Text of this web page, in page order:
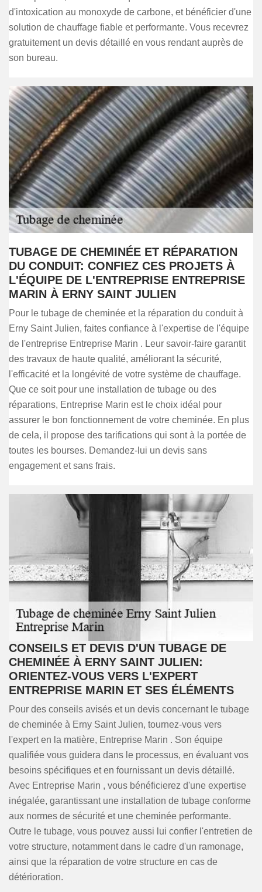
d'intoxication au monoxyde de carbone, et bénéficier d'une
solution de chauffage fiable et performante. Vous recevrez
gratuitement un devis détaillé en vous rendant auprès de
son bureau.
TUBAGE DE CHEMINÉE ET RÉPARATION
DU CONDUIT: CONFIEZ CES PROJETS À
L'ÉQUIPE DE L'ENTREPRISE ENTREPRISE
MARIN À ERNY SAINT JULIEN
Pour le tubage de cheminée et la réparation du conduit à
Erny Saint Julien, faites confiance à l'expertise de l'équipe
de l'entreprise Entreprise Marin . Leur savoir-faire garantit
des travaux de haute qualité, améliorant la sécurité,
l'efficacité et la longévité de votre système de chauffage.
Que ce soit pour une installation de tubage ou des
réparations, Entreprise Marin est le choix idéal pour
assurer le bon fonctionnement de votre cheminée. En plus
de cela, il propose des tarifications qui sont à la portée de
toutes les bourses. Demandez-lui un devis sans
engagement et sans frais.
CONSEILS ET DEVIS D'UN TUBAGE DE
CHEMINÉE À ERNY SAINT JULIEN:
ORIENTEZ-VOUS VERS L'EXPERT
ENTREPRISE MARIN ET SES ÉLÉMENTS
Pour des conseils avisés et un devis concernant le tubage
de cheminée à Erny Saint Julien, tournez-vous vers
l'expert en la matière, Entreprise Marin . Son équipe
qualifiée vous guidera dans le processus, en évaluant vos
besoins spécifiques et en fournissant un devis détaillé.
Avec Entreprise Marin , vous bénéficierez d'une expertise
inégalée, garantissant une installation de tubage conforme
aux normes de sécurité et une cheminée performante.
Outre le tubage, vous pouvez aussi lui confier l'entretien de
votre structure, notamment dans le cadre d'un ramonage,
ainsi que la réparation de votre structure en cas de
détérioration.